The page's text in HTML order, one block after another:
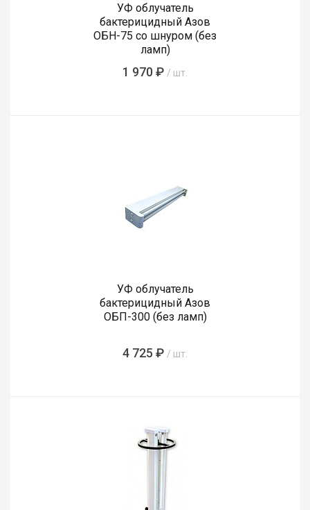
УФ облучатель
бактерицидный Азов
ОБН-75 со шнуром (без
ламп)
1 970 ₽ / шт.
УФ облучатель
бактерицидный Азов
ОБП-300 (без ламп)
4 725 ₽ / шт.